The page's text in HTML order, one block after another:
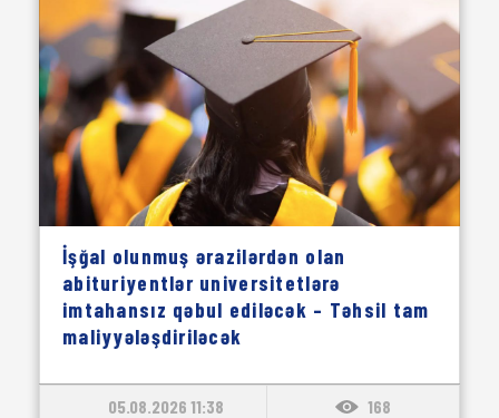
İşğal olunmuş ərazilərdən olan
abituriyentlər universitetlərə
imtahansız qəbul ediləcək – Təhsil tam
maliyyələşdiriləcək
05.08.2026 11:38 168